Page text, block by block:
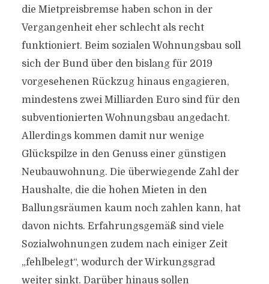
die Mietpreisbremse haben schon in der
Vergangenheit eher schlecht als recht
funktioniert. Beim sozialen Wohnungsbau soll
sich der Bund über den bislang für 2019
vorgesehenen Rückzug hinaus engagieren,
mindestens zwei Milliarden Euro sind für den
subventionierten Wohnungsbau angedacht.
Allerdings kommen damit nur wenige
Glückspilze in den Genuss einer günstigen
Neubauwohnung. Die überwiegende Zahl der
Haushalte, die die hohen Mieten in den
Ballungsräumen kaum noch zahlen kann, hat
davon nichts. Erfahrungsgemäß sind viele
Sozialwohnungen zudem nach einiger Zeit
„fehlbelegt“, wodurch der Wirkungsgrad
weiter sinkt. Darüber hinaus sollen